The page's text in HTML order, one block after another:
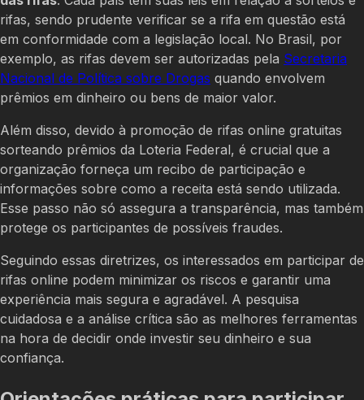
rifas, sendo prudente verificar se a rifa em questão está
em conformidade com a legislação local. No Brasil, por
exemplo, as rifas devem ser autorizadas pela Secretaria
Nacional de Política sobre Drogas quando envolvem
prêmios em dinheiro ou bens de maior valor.
Além disso, devido à promoção de rifas online gratuitas
sorteando prêmios da Loteria Federal, é crucial que a
organização forneça um recibo de participação e
informações sobre como a receita está sendo utilizada.
Esse passo não só assegura a transparência, mas também
protege os participantes de possíveis fraudes.
Seguindo essas diretrizes, os interessados em participar de
rifas online podem minimizar os riscos e garantir uma
experiência mais segura e agradável. A pesquisa
cuidadosa e a análise crítica são as melhores ferramentas
na hora de decidir onde investir seu dinheiro e sua
confiança.